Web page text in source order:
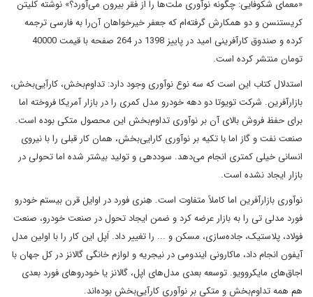
«معمای شکوفایی: چگونه نوآوری ملت‌ها را از فقر بیرون می‌آورد؟» نوشته کلیتن
کریستنسن و دو همکارش گرفته‌ام که جعفر خیرخواهان آن‌را به فارسی ترجمه
کرده و صندوق کارآفرینی امید در پاییز 1398 در 264 صفحه با قیمت 40000
تومان منتشر کرده است.
استدلال کتاب این است که سه نوع نوآوری وجود دارد: تداوم‌بخش، کارآیی‌بخش،
بازارآفرین. شرکت تویوتا دو دهه خودرو مدل کمری را در بازار آمریکا فروخته اما
برای حفظ فروش بالای آن بر نوآوری تداوم‌بخش این محصول متکی بوده است.
صنعت نفت و گاز اما با تکیه بر نوآوری کارایی‌بخش، همان کار قبلی را با نیروی
انسانی خیلی کمتری انجام می‌دهد. سوددهی و تولید بیشتر شده اما تحولی در
بازار ایجاد نشده است.
نوآوری بازارآفرین اما کاملاً متفاوت است. هِنری فورد در اوایل قرن بیستم خودرو
فورد مدلی تی را به بازار عرضه کرد و ضمن ایجاد تحول در صنعت خودرو، صنعت
فولاد، پلاستیک، جاده‌سازی، مسکن و ... را تغییر داد. اَپل این کار را با اولین مدل
آیفون انجام داد، ماکارونی ایندومی در نیجریه و لوازم خانگی گالانز در کل جهان با
اجاق‌های مایکروویو. توسعه بعدی مدل‌های اپل، گالانز یا خودروهای فورد بعدی
هم همه تداوم‌بخش و متکی بر نوآوری کارآیی‌بخش بوده‌اند.